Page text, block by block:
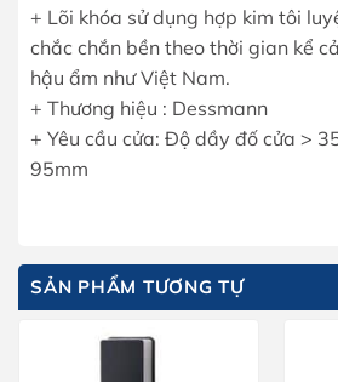
+ Lõi khóa sử dụng hợp kim tôi
chắc chắn bền theo thời gian kể
hậu ẩm như Việt Nam.
+ Thương hiệu : Dessmann
+ Yêu cầu cửa: Độ dầy đố cửa >
95mm
SẢN PHẨM TƯƠNG TỰ